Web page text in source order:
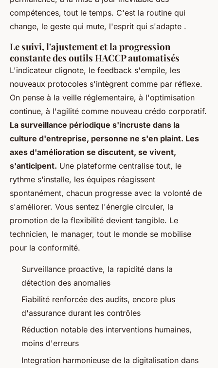
compétences, tout le temps. C'est la routine qui
change, le geste qui mute, l'esprit qui s'adapte .
Le suivi, l'ajustement et la progression
constante des outils HACCP automatisés
L'indicateur clignote, le feedback s'empile, les
nouveaux protocoles s'intègrent comme par réflexe.
On pense à la veille réglementaire, à l'optimisation
continue, à l'agilité comme nouveau crédo corporatif.
La surveillance périodique s'incruste dans la
culture d'entreprise, personne ne s'en plaint. Les
axes d'amélioration se discutent, se vivent,
s'anticipent. Une plateforme centralise tout, le
rythme s'installe, les équipes réagissent
spontanément, chacun progresse avec la volonté de
s'améliorer. Vous sentez l'énergie circuler, la
promotion de la flexibilité devient tangible. Le
technicien, le manager, tout le monde se mobilise
pour la conformité.
Surveillance proactive, la rapidité dans la
détection des anomalies
Fiabilité renforcée des audits, encore plus
d'assurance durant les contrôles
Réduction notable des interventions humaines,
moins d'erreurs
Integration harmonieuse de la digitalisation dans